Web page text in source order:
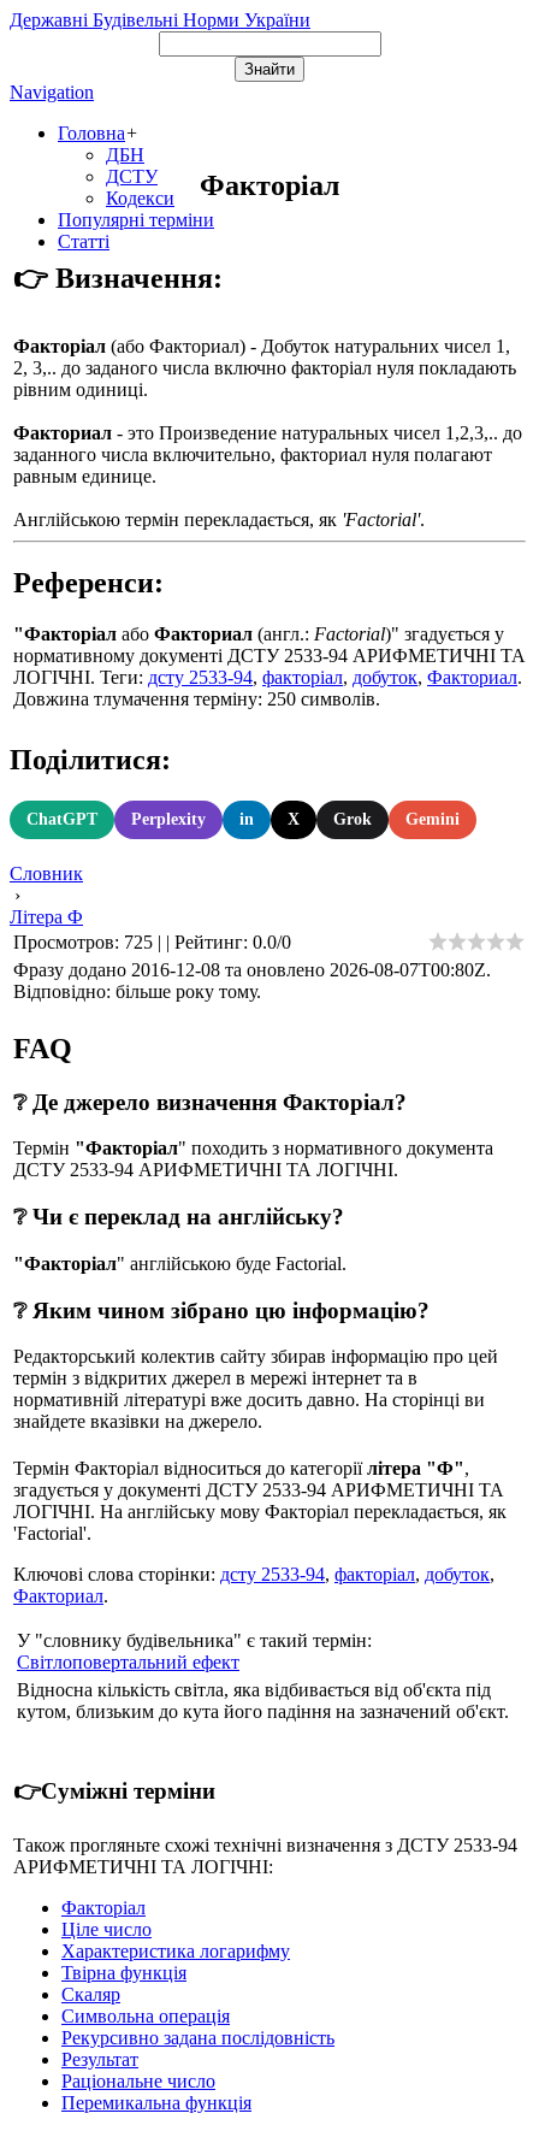
Державні Будівельні Норми України
Navigation
Головна+
ДБН
ДСТУ
Кодекси
Популярні терміни
Статті
Факторіал
👉 Визначення:
Факторіал (або Факториал) - Добуток натуральних чисел 1,
2, 3,.. до заданого числа включно факторіал нуля покладають
рівним одиниці.
Факториал - это Произведение натуральных чисел 1,2,3,.. до
заданного числа включительно, факториал нуля полагают
равным единице.
Англійською термін перекладається, як 'Factorial'.
Референси:
"Факторіал або Факториал (англ.: Factorial)" згадується у
нормативному документі ДСТУ 2533-94 АРИФМЕТИЧНІ ТА
ЛОГІЧНІ. Теги: дсту 2533-94, факторіал, добуток, Факториал.
Довжина тлумачення терміну: 250 символів.
Поділитися:
ChatGPT Perplexity in X Grok Gemini
Словник
›
Літера Ф
Просмотров: 725 | | Рейтинг: 0.0/0
Фразу додано 2016-12-08 та оновлено 2026-08-07T00:80Z.
Відповідно: більше року тому.
FAQ
❔ Де джерело визначення Факторіал?
Термін "Факторіал" походить з нормативного документа
ДСТУ 2533-94 АРИФМЕТИЧНІ ТА ЛОГІЧНІ.
❔ Чи є переклад на англійську?
"Факторіал" англійською буде Factorial.
❔ Яким чином зібрано цю інформацію?
Редакторський колектив сайту збирав інформацію про цей
термін з відкритих джерел в мережі інтернет та в
нормативній літературі вже досить давно. На сторінці ви
знайдете вказівки на джерело.
Термін Факторіал відноситься до категоріїлітера "Ф",
згадується у документі ДСТУ 2533-94 АРИФМЕТИЧНІ ТА
ЛОГІЧНІ. На англійську мову Факторіал перекладається, як
'Factorial'.
Ключові слова сторінки: дсту 2533-94, факторіал, добуток,
Факториал.
У "словнику будівельника" є такий термін:
Світлоповертальний ефект
Відносна кількість світла, яка відбивається від об'єкта під
кутом, близьким до кута його падіння на зазначений об'єкт.
👉Суміжні терміни
Також прогляньте схожі технічні визначення з ДСТУ 2533-94
АРИФМЕТИЧНІ ТА ЛОГІЧНІ:
Факторіал
Ціле число
Характеристика логарифму
Твірна функція
Скаляр
Символьна операція
Рекурсивно задана послідовність
Результат
Раціональне число
Перемикальна функція